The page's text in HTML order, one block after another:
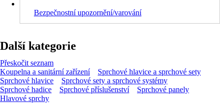
Bezpečnostní upozornění/varování
Další kategorie
Přeskočit seznam
Koupelna a sanitární zařízení
Sprchové hlavice a sprchové sety
Sprchové hlavice
Sprchové sety a sprchové systémy
Sprchové hadice
Sprchové příslušenství
Sprchové panely
Hlavové sprchy